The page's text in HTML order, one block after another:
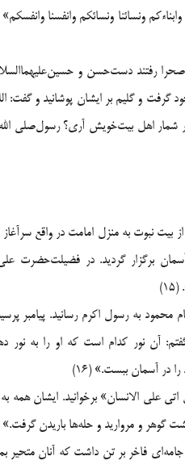
رفتند دست‌حسن و حسين‌عليهماالسلام
گرفت و گليم بر ايشان پوشانيد و گفت:
شمار اهل بيت‌خويش آرى؟ رسول‌صلى
از بيت نبوت به منزل امامت در واقع
برگزار گرديد. در فضيلت‌حضرت
به رسول اكرم رسانيد. پيامبر
گفتم: آن نور كدام است كه او را به
در آسمان ببست.» (16)
على الانسان‌» برخوانيد. ايشان همه
و مرواريد و حله‌ها باريدن گرفت.»
فاخر بر تن داشت كه آنان متحير